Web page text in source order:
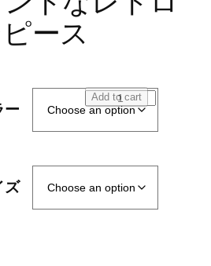
ース
ー
ズ
喜
姑
披
装
ワ
Add to cart